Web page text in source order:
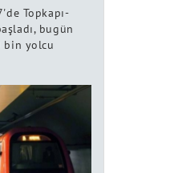
Topkapı-
bugün
bin yolcu